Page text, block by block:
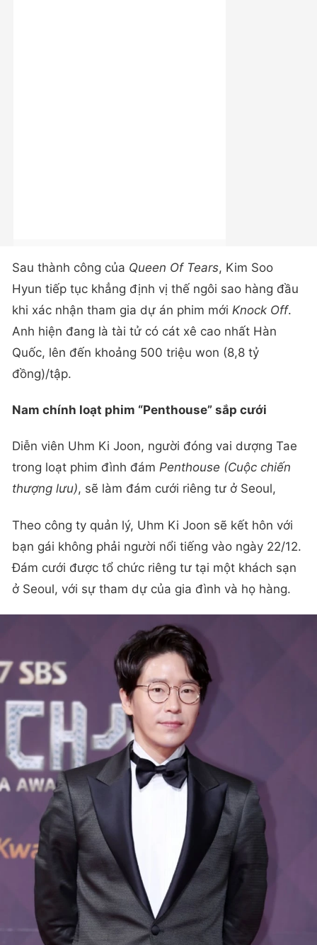
Sau thành công của Queen Of Tears, Kim Soo
Hyun tiếp tục khẳng định vị thế ngôi sao hàng đầu
khi xác nhận tham gia dự án phim mới Knock Off.
Anh hiện đang là tài tử có cát xê cao nhất Hàn
Quốc, lên đến khoảng 500 triệu won (8,8 tỷ
đồng)/tập.
Nam chính loạt phim “Penthouse” sắp cưới
Diễn viên Uhm Ki Joon, người đóng vai dượng Tae
trong loạt phim đình đám Penthouse (Cuộc chiến
thượng lưu), sẽ làm đám cưới riêng tư ở Seoul,
Theo công ty quản lý, Uhm Ki Joon sẽ kết hôn với
bạn gái không phải người nổi tiếng vào ngày 22/12.
Đám cưới được tổ chức riêng tư tại một khách sạn
ở Seoul, với sự tham dự của gia đình và họ hàng.